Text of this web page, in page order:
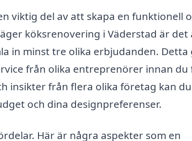
viktig del av att skapa en funktionell
köksrenovering i Väderstad är det
in minst tre olika erbjudanden. Detta
från olika entreprenörer innan
insikter från flera olika företag kan du
och dina designpreferenser.
Här är några aspekter som en